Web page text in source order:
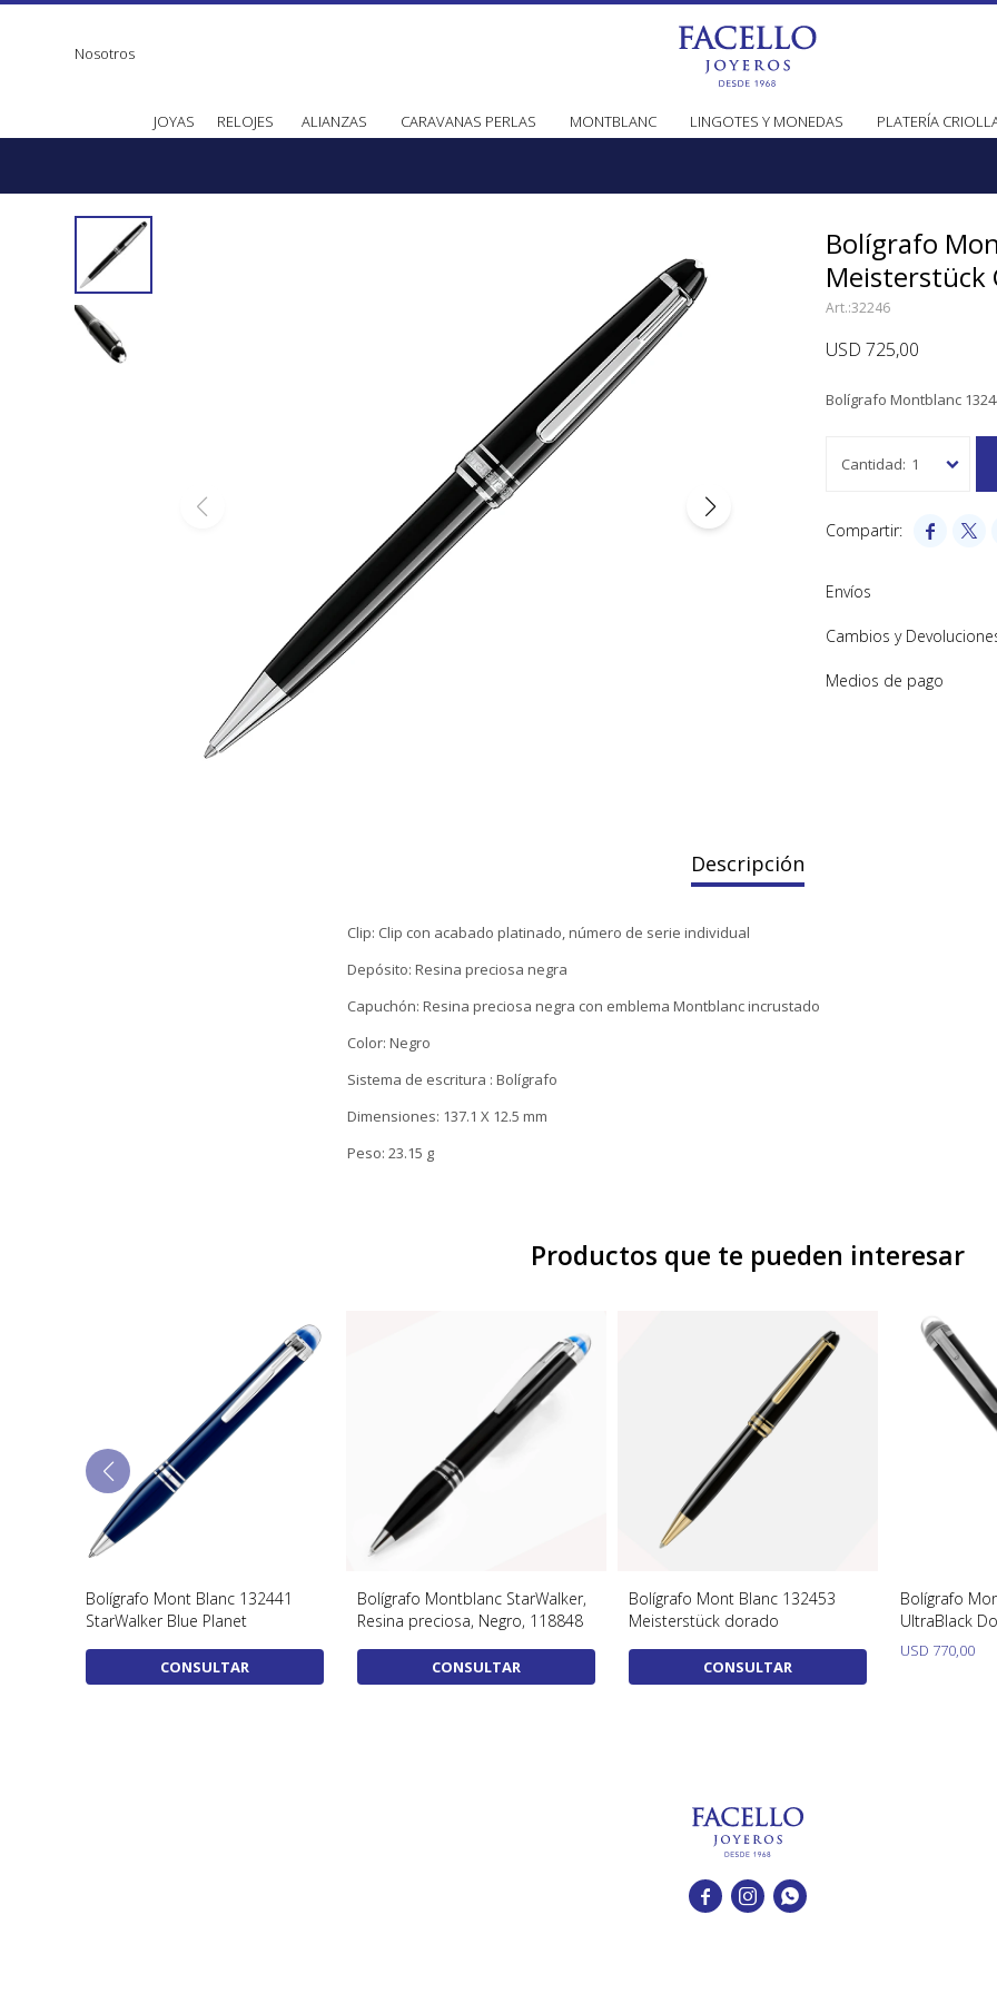
JOYAS RELOJES ALIANZAS CARAVANAS PERLAS MONTBLANC LINGOTES Y MONEDAS PLATERÍA
Nosotros
Bolígrafo
Meisterstück
32246
USD 725,00
Bolígrafo Montblanc
1
 
Envíos
Cambios y
Medios de pago
Descripción
Clip: Clip con acabado platinado, número de serie individual
Depósito: Resina preciosa negra
Capuchón: Resina preciosa negra con emblema Montblanc incrustado
Color: Negro
Sistema de escritura : Bolígrafo
Dimensiones: 137.1 X 12.5 mm
Peso: 23.15 g
Productos que te pueden interesar
Bolígrafo Mont Blanc 132441
StarWalker Blue Planet
CONSULTAR
Bolígrafo Montblanc StarWalker,
Resina preciosa, Negro, 118848
CONSULTAR
Bolígrafo Mont Blanc 132453
Meisterstück dorado
CONSULTAR
Bolígrafo
UltraBlack
USD 770,00
  